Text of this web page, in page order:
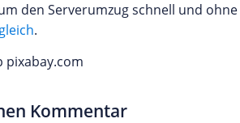
den Serverumzug schnell und
.
pixabay.com
Kommentar